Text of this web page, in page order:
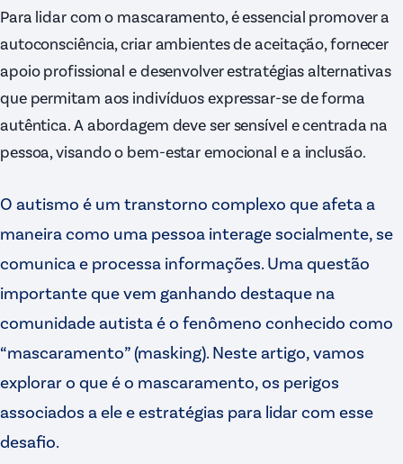
Para lidar com o mascaramento, é essencial promover a
autoconsciência, criar ambientes de aceitação, fornecer
apoio profissional e desenvolver estratégias alternativas
que permitam aos indivíduos expressar-se de forma
autêntica. A abordagem deve ser sensível e centrada na
pessoa, visando o bem-estar emocional e a inclusão.
O autismo é um transtorno complexo que afeta a
maneira como uma pessoa interage socialmente, se
comunica e processa informações. Uma questão
importante que vem ganhando destaque na
comunidade autista é o fenômeno conhecido como
“mascaramento” (masking). Neste artigo, vamos
explorar o que é o mascaramento, os perigos
associados a ele e estratégias para lidar com esse
desafio.